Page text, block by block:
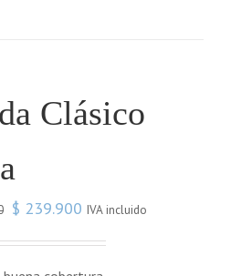
Clásico
$ 239.900 IVA incluido